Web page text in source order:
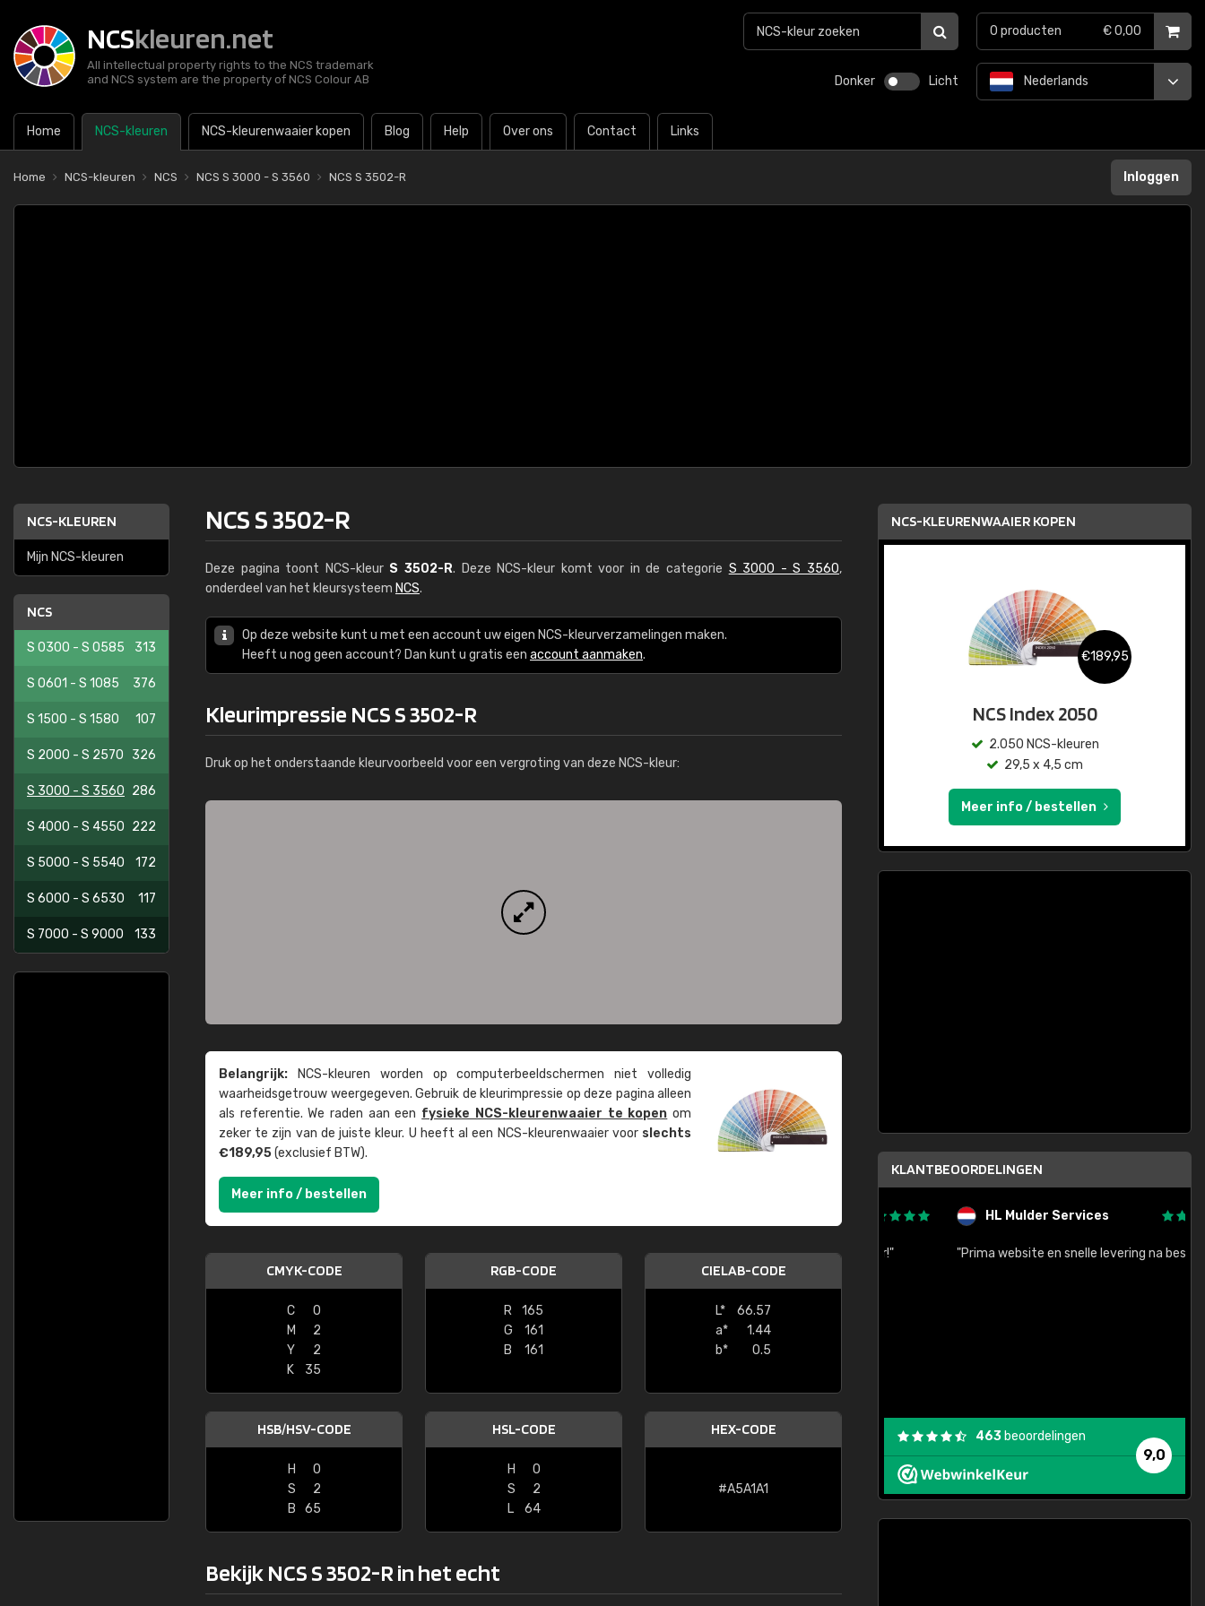
NCSkleuren.net
All intellectual property rights to the NCS trademark
and NCS system are the property of NCS Colour AB
Donker Licht
Home NCS-kleuren NCS-kleurenwaaier kopen Blog Help Over ons Contact Links
Nederlands
0 producten € 0,00
Home NCS-kleuren NCS NCS S 3000 - S 3560 NCS S 3502-R Inloggen
NCS-KLEUREN
Mijn NCS-kleuren
NCS
S 0300 - S 0585 313
S 0601 - S 1085 376
S 1500 - S 1580 107
S 2000 - S 2570 326
S 3000 - S 3560 286
S 4000 - S 4550 222
S 5000 - S 5540 172
S 6000 - S 6530 117
S 7000 - S 9000 133
NCS S 3502-R
Deze pagina toont NCS-kleur S 3502-R. Deze NCS-kleur komt voor in de categorie S 3000 - S 3560,
onderdeel van het kleursysteem NCS.
Op deze website kunt u met een account uw eigen NCS-kleurverzamelingen maken.
Heeft u nog geen account? Dan kunt u gratis een account aanmaken.
Kleurimpressie NCS S 3502-R
Druk op het onderstaande kleurvoorbeeld voor een vergroting van deze NCS-kleur:
Belangrijk: NCS-kleuren worden op computer­beeld­schermen niet volledig
waarheids­­getrouw weer­gegeven. Gebruik de kleur­impressie op deze pagina alleen
als referentie. We raden aan een fysieke NCS-kleuren­waaier te kopen om
zeker te zijn van de juiste kleur. U heeft al een NCS-kleuren­waaier voor slechts
€189,95(exclusief BTW).
Meer info / bestellen
CMYK-CODE
C
0
M
2
Y
2
K
35
RGB-CODE
R
165
G
161
B
161
CIELAB-CODE
L*
66.57
a*
1.44
b*
0.5
HSB/HSV-CODE
H
0
S
2
B
65
HSL-CODE
H
0
S
2
L
64
HEX-CODE
#A5A1A1
Bekijk NCS S 3502-R in het echt
NCS-KLEURENWAAIER KOPEN
€189,95
NCS Index 2050
2.050 NCS-kleuren
29,5 x 4,5 cm
Meer info / bestellen
KLANTBEOORDELINGEN
"Super snelle service en zeer betaalbaar!"
HL Mulder Services
"Prima website en snelle levering na bestelling"
9,0
463 beoordelingen